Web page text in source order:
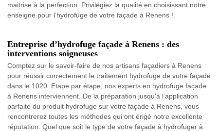
maitrise à la perfection. Privilégiez la qualité en choisissant notre
enseigne pour l’hydrofuge de votre façade à Renens !
Entreprise d’hydrofuge façade à Renens : des
interventions soigneuses
Comptez sur le savoir-faire de nos artisans façadiers à Renens
pour réussir correctement le traitement hydrofuge de votre façade
dans le 1020. Etape par étape, nos experts en hydrofuge façade
à Renens interviennent. De la préparation jusqu’à l’application
parfaite du produit hydrofuge sur votre façade à Renens, vous
rencontrerez toutes les méthodes qui ont érigé notre excellente
réputation. Quel que soit le type de votre façade à hydrofuger à